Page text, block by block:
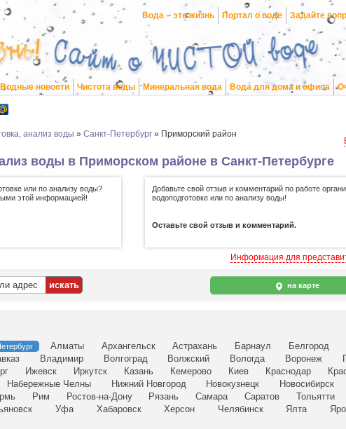
Вода – это жизнь Портал о воде Задайте
Водные новости Чистота воды Минеральная вода Вода для дома и офиса
анализ воды » Санкт-Петербург » Приморский район
воды в Приморском районе в Санкт-Петербурге
или по анализу воды?
этой информацией!
Добавьте свой отзыв и комментарий по работе
водоподготовке или по анализу воды!
Оставьте свой отзыв и комментарий.
Информация для
на карте
Алматы Архангельск Астрахань Барнаул Белгород
Владимир Волгоград Волжский Вологда Воронеж
Ижевск Иркутск Казань Кемерово Киев Краснодар
Набережные Челны Нижний Новгород Новокузнецк Новосибирск
Рим Ростов-на-Дону Рязань Самара Саратов Тольятти
Уфа Хабаровск Херсон Челябинск Ялта